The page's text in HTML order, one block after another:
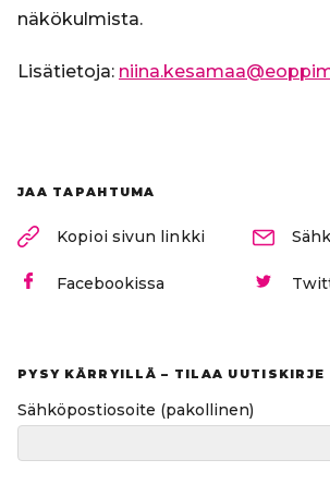
näkökulmista.
Lisätietoja:
JAA TAPAHTUMA
Kopioi sivun linkki
Facebookissa
PYSY KÄRRYILLÄ – TILAA UUTISKIRJE
Sähköpostiosoite (pakollinen)